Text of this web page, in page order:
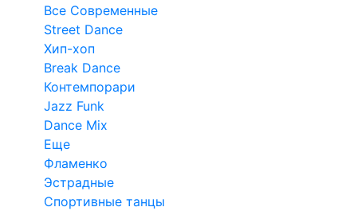
Все Современные
Street Dance
Хип-хоп
Break Dance
Контемпорари
Jazz Funk
Dance Mix
Еще
Фламенко
Эстрадные
Спортивные танцы